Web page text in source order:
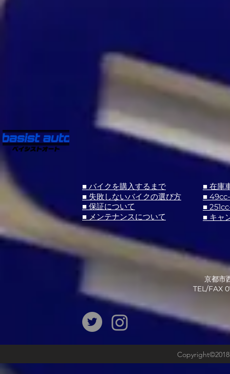
■ バイクを購入するまで
■ 失敗しないバイクの選び方
■ 保証について
■ メンテナンスについて
■ 在庫
■
■
■ キャ
京都市
​TEL/FAX